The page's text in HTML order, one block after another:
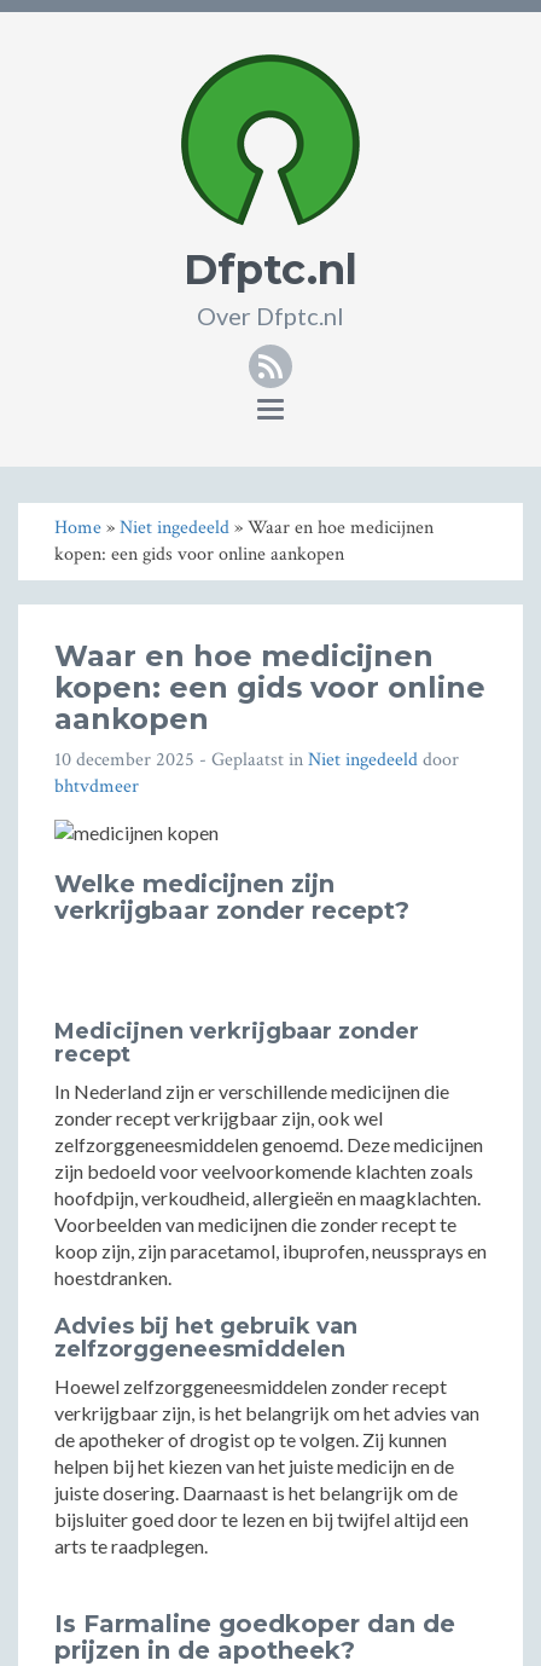
Dfptc.nl
Over Dfptc.nl
RSS
Toggle
Home»Niet ingedeeld» Waar en hoe medicijnen
kopen: een gids voor online aankopen
Waar en hoe medicijnen
kopen: een gids voor online
aankopen
10 december 2025 - Geplaatst inNiet ingedeelddoor
bhtvdmeer
Welke medicijnen zijn
verkrijgbaar zonder recept?
Medicijnen verkrijgbaar zonder
recept
In Nederland zijn er verschillende medicijnen die
zonder recept verkrijgbaar zijn, ook wel
zelfzorggeneesmiddelen genoemd. Deze medicijnen
zijn bedoeld voor veelvoorkomende klachten zoals
hoofdpijn, verkoudheid, allergieën en maagklachten.
Voorbeelden van medicijnen die zonder recept te
koop zijn, zijn paracetamol, ibuprofen, neussprays en
hoestdranken.
Advies bij het gebruik van
zelfzorggeneesmiddelen
Hoewel zelfzorggeneesmiddelen zonder recept
verkrijgbaar zijn, is het belangrijk om het advies van
de apotheker of drogist op te volgen. Zij kunnen
helpen bij het kiezen van het juiste medicijn en de
juiste dosering. Daarnaast is het belangrijk om de
bijsluiter goed door te lezen en bij twijfel altijd een
arts te raadplegen.
Is Farmaline goedkoper dan de
prijzen in de apotheek?